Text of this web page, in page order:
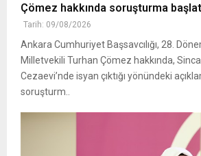
Çömez hakkında soruşturma
Tarih: 09/08/2026
Ankara Cumhuriyet Başsavcılığı, 28.
Milletvekili Turhan Çömez hakkında,
Cezaevi’nde isyan çıktığı yönündeki
soruşturm..